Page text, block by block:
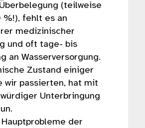
(teilweise
%!), fehlt es an
medizinischer
und oft tage- bis
an Wasserversorgung.
Zustand einiger
wir passierten, hat mit
Unterbringung
der